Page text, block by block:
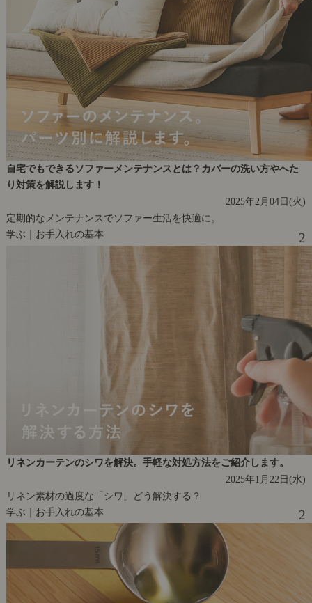
自宅でもできるソファーメンテナンスとは？カバーの洗い方やへた
り対策を解説します！
2025年2月04日(火)
定期的なメンテナンスでソファー生活を快適に。
学ぶ｜お手入れの基本
2
リネンカーテンのシワを解決。手軽な対処方法をご紹介します。
2025年1月22日(水)
リネン素材の過度な「シワ」どう解決する？
学ぶ｜お手入れの基本
2